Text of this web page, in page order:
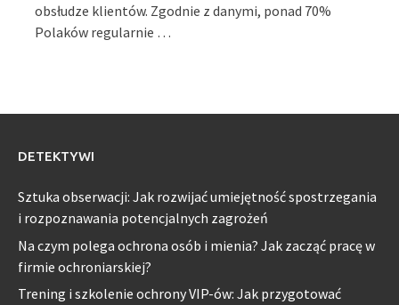
obsłudze klientów. Zgodnie z danymi, ponad 70%
Polaków regularnie …
DETEKTYWI
Sztuka obserwacji: Jak rozwijać umiejętność spostrzegania
i rozpoznawania potencjalnych zagrożeń
Na czym polega ochrona osób i mienia? Jak zacząć pracę w
firmie ochroniarskiej?
Trening i szkolenie ochrony VIP-ów: Jak przygotować